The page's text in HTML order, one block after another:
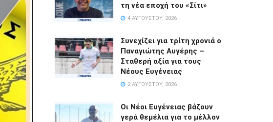
τη νέα εποχή του «Σίτι»
4 ΑΥΓΟΎΣΤΟΥ, 2026
Συνεχίζει για τρίτη χρονιά ο
Παναγιώτης Αυγέρης –
Σταθερή αξία για τους
Νέους Ευγένειας
2 ΑΥΓΟΎΣΤΟΥ, 2026
Οι Νέοι Ευγένειας βάζουν
γερά θεμέλια για το μέλλον